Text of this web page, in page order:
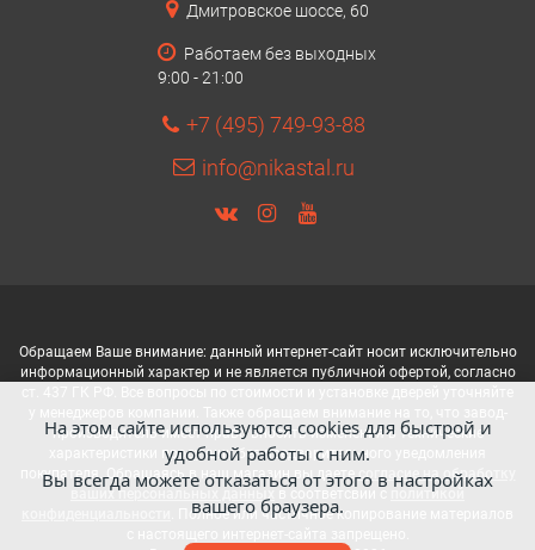
Дмитровское шоссе, 60
Работаем без выходных
9:00 - 21:00
+7 (495) 749-93-88
info@nikastal.ru
Обращаем Ваше внимание: данный интернет-сайт носит исключительно
информационный характер и не является публичной офертой, согласно
производитель имеет право вносить изменения в технические
характеристики продукции без предварительного уведомления
покупателя. Обращаясь в наш магазин вы даетесогласие на обработку
ваших персональных данных
политикой
. Полное или частичное копирование материалов
На этом сайте используются cookies для быстрой и
удобной работы с ним.
Вы всегда можете отказаться от этого в настройках
вашего браузера.